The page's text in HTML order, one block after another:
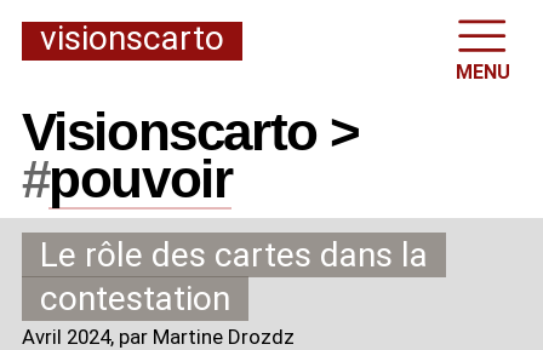
visionscarto
MENU
Visionscarto >
#pouvoir
Le rôle des cartes dans la
contestation
Avril 2024, par Martine Drozdz